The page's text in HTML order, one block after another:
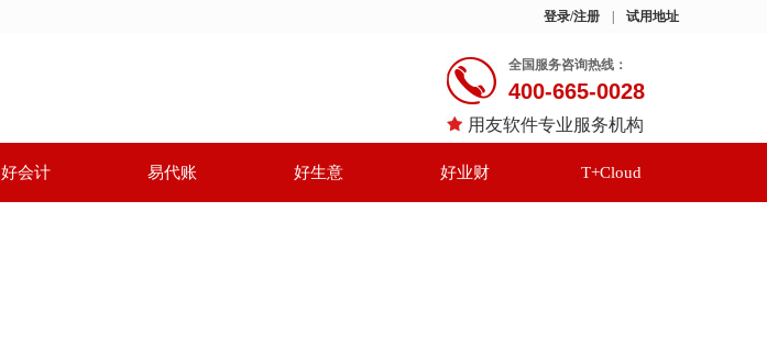
登录/注册 试用地址
全国服务咨询热线：
400-665-0028
用友软件专业服务机构
好会计 易代账 好生意 好业财 T+Cloud